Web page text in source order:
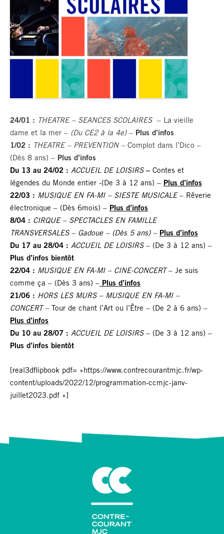
24/01 : THEATRE – SEANCES SCOLAIRES – La vieille
dame et la mer – (Du CE2 à la 4e)– Plus d’infos
1/02 : THEATRE – PREVENTION – Complot dans l’Dico –
(Dès 8 ans) – Plus d’infos
Du 13 au 24/02 : ACCUEIL DE LOISIRS – Contes et
légendes du Monde entier -(De 3 à 12 ans) – Plus d’infos
22/03 : MUSIQUE EN FA-MI – SIESTE MUSICALE – Rêverie
électronique – (Dès 6mois) – Plus d’infos
8/04 : CIRQUE – SPECTACLES EN FAMILLE
TRANSVERSALES – Gadoue – (Dès 5 ans) – Plus d’infos
Du 17 au 28/04 : ACCUEIL DE LOISIRS– (De 3 à 12 ans) –
Plus d’infos bientôt
22/04 : MUSIQUE EN FA-MI – CINE-CONCERT – Je suis
comme ça – (Dès 3 ans) – Plus d’infos
21/06 : HORS LES MURS – MUSIQUE EN FA-MI –
CONCERT – Tour de chant l’Art ou l’Être – (De 2 à 6 ans) –
Plus d’infos
Du 10 au 28/07 : ACCUEIL DE LOISIRS– (De 3 à 12 ans) –
Plus d’infos bientôt
[real3dflipbook pdf= »https://www.contrecourantmjc.fr/wp-
content/uploads/2022/12/programmation-ccmjc-janv-
juillet2023.pdf »]